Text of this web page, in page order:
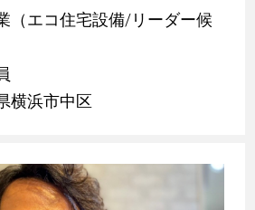
（エコ住宅設備/リーダー候
横浜市中区